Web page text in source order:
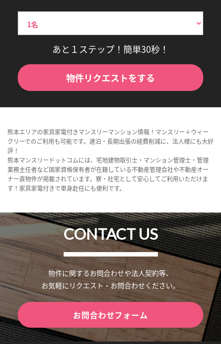
あと１ステップ！簡単30秒！
物件リクエストをする
熊本エリアの家具家電付きマンスリーマンション情報！マンスリー＋ウィー
クリーでのご利用も可能です。連泊・長期出張の経費削減に、法人様にも大好
評！
熊本マンスリードットコムには、宅地建物取引士・マンション管理士・管理
業務主任者など国家資格保有者が在籍している不動産管理会社や不動産オー
ナー直物件が掲載されています。寮・社宅として安心してご利用いただけま
す！家具家電付きで単身赴任にも便利です。
CONTACT US
物件に関するお問合わせや法人契約等、
お気軽にリクエスト・お問合わせください。
お問合わせフォーム